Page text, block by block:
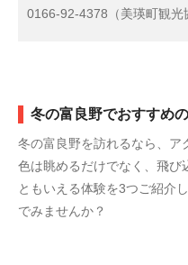
0166-92-4378（美瑛町観光
冬の富良野でおすすめ
冬の富良野を訪れるなら、ア
色は眺めるだけでなく、飛び
ともいえる体験を3つご紹介
でみませんか？